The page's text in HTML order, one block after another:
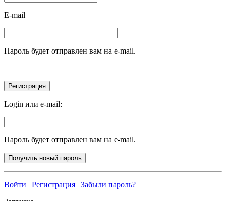
E-mail
Пароль будет отправлен вам на e-mail.
Login или e-mail:
Пароль будет отправлен вам на e-mail.
Войти | Регистрация | Забыли пароль?